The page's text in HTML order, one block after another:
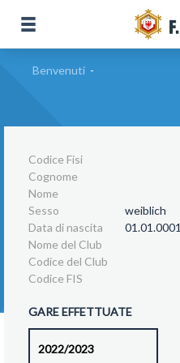
Benvenuti -
Codice Fisi
Cognome
Nome
Sesso
weiblich
Data di nascita
01.01.0001
Nome del Club
Codice del Club
Codice FIS
GARE EFFETTUATE